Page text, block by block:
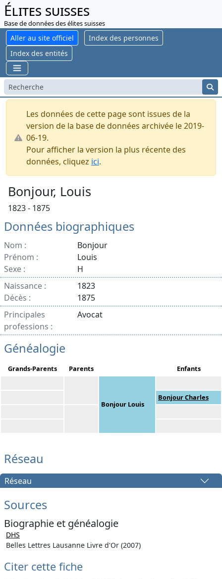
Élites suisses
Base de données des élites suisses
Aller au site officiel
Index des personnes
Index des entités
Les données de cette page sont issues de la
version de la base de données archivée le 2019-
06-19.
Pour afficher la version la plus récente des
données, cliquez ici.
Bonjour, Louis
1823 - 1875
Données biographiques
Nom :
Bonjour
Prénom :
Louis
Sexe :
H
Naissance :
1823
Décès :
1875
Principales
professions :
Avocat
Généalogie
Grands-Parents Parents Enfants
Bonjour Louis
Bonjour Charles
Réseau
Réseau
Sources
Biographie et généalogie
DHS
Belles Lettres Lausanne Livre d'Or (2007)
Citer cette fiche